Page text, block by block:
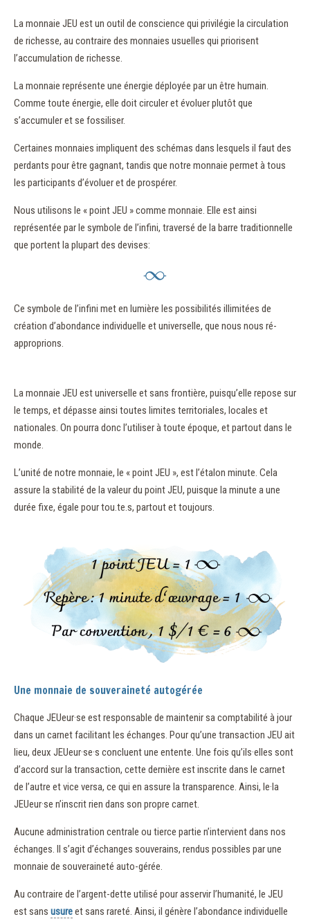
La monnaie JEU est un outil de conscience qui privilégie la circulation
de richesse, au contraire des monnaies usuelles qui priorisent
l’accumulation de richesse.
La monnaie représente une énergie déployée par un être humain.
Comme toute énergie, elle doit circuler et évoluer plutôt que
s’accumuler et se fossiliser.
Certaines monnaies impliquent des schémas dans lesquels il faut des
perdants pour être gagnant, tandis que notre monnaie permet à tous
les participants d’évoluer et de prospérer.
Nous utilisons le « point JEU » comme monnaie. Elle est ainsi
représentée par le symbole de l’infini, traversé de la barre traditionnelle
que portent la plupart des devises:
Ce symbole de l’infini met en lumière les possibilités illimitées de
création d’abondance individuelle et universelle, que nous nous ré-
approprions.
La monnaie JEU est universelle et sans frontière, puisqu’elle repose sur
le temps, et dépasse ainsi toutes limites territoriales, locales et
nationales. On pourra donc l’utiliser à toute époque, et partout dans le
monde.
L’unité de notre monnaie, le « point JEU », est l’étalon minute. Cela
assure la stabilité de la valeur du point JEU, puisque la minute a une
durée fixe, égale pour tou.te.s, partout et toujours.
Une monnaie de souveraineté autogérée
Chaque JEUeur·se est responsable de maintenir sa comptabilité à jour
dans un carnet facilitant les échanges. Pour qu’une transaction JEU ait
lieu, deux JEUeur·se·s concluent une entente. Une fois qu’ils·elles sont
d’accord sur la transaction, cette dernière est inscrite dans le carnet
de l’autre et vice versa, ce qui en assure la transparence. Ainsi, le·la
JEUeur·se n’inscrit rien dans son propre carnet.
Aucune administration centrale ou tierce partie n’intervient dans nos
échanges. Il s’agit d’échanges souverains, rendus possibles par une
monnaie de souveraineté auto-gérée.
Au contraire de l’argent-dette utilisé pour asservir l’humanité, le JEU
est sans usureet sans rareté. Ainsi, il génère l’abondance individuelle